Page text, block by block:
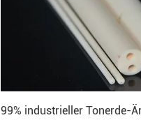
99% industrieller Tonerde-